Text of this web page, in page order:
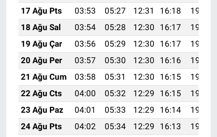
17 Ağu Pts
03:53 05:27 12:31 16:18
19:24
18 Ağu Sal
03:54 05:28 12:30 16:17
19:23
19 Ağu Çar
03:56 05:29 12:30 16:17
19:21
20 Ağu Per
03:57 05:30 12:30 16:16
19:20
21 Ağu Cum
03:58 05:31 12:30 16:15
19:18
22 Ağu Cts
04:00 05:32 12:29 16:15
19:17
23 Ağu Paz
04:01 05:33 12:29 16:14
19:15
24 Ağu Pts
04:02 05:34 12:29 16:13
19:14